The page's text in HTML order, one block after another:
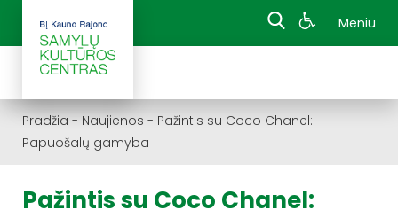
Meniu
Pradžia - Naujienos - Pažintis su Coco Chanel:
Papuošalų gamyba
Pažintis su Coco Chanel: